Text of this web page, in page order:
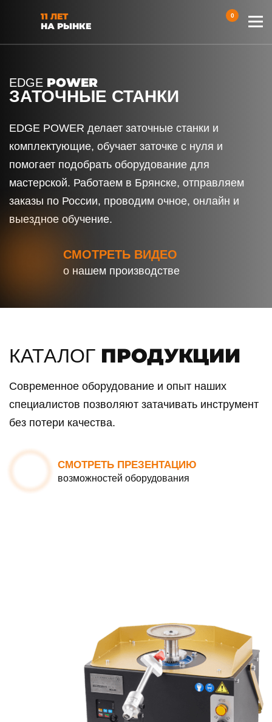
11 ЛЕТ
НА РЫНКЕ
0
EDGE POWER
ЗАТОЧНЫЕ СТАНКИ
EDGE POWER делает заточные станки и
комплектующие, обучает заточке с нуля и
помогает подобрать оборудование для
мастерской. Работаем в Брянске, отправляем
заказы по России, проводим очное, онлайн и
выездное обучение.
СМОТРЕТЬ ВИДЕО
о нашем производстве
КАТАЛОГ ПРОДУКЦИИ
Современное оборудование и опыт наших
специалистов позволяют затачивать инструмент
без потери качества.
СМОТРЕТЬ ПРЕЗЕНТАЦИЮ
возможностей оборудования